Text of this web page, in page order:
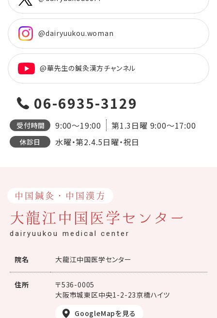
@dairyuukou.woman
@華先生の鍼灸漢方チャンネル
06-6935-3129
受付時間 9:00～19:00 第1.3日曜 9:00～17:00
休診日 水曜・第2.4.5日曜・祝日
中国鍼灸・中国漢方
大龍江中国医学センター
dairyuukou medical center
院名 大龍江中国医学センター
住所
〒536-0005
大阪市城東区中央1-2-23京橋ハイツ
GoogleMapを見る